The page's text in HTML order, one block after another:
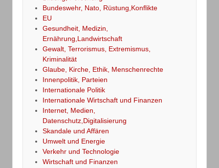
Bundeswehr, Nato, Rüstung,Konflikte
EU
Gesundheit, Medizin,
Ernährung,Landwirtschaft
Gewalt, Terrorismus, Extremismus,
Kriminalität
Glaube, Kirche, Ethik, Menschenrechte
Innenpolitik, Parteien
Internationale Politik
Internationale Wirtschaft und Finanzen
Internet, Medien,
Datenschutz,Digitalisierung
Skandale und Affären
Umwelt und Energie
Verkehr und Technologie
Wirtschaft und Finanzen